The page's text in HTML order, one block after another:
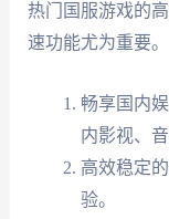
热门国服游戏的
速功能尤为重要。
畅享国内
内影视、音
高效稳定
验。